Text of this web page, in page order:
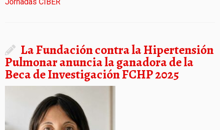
La Fundación contra la Hipertensión
Pulmonar anuncia la ganadora de la
Beca de Investigación FCHP 2025